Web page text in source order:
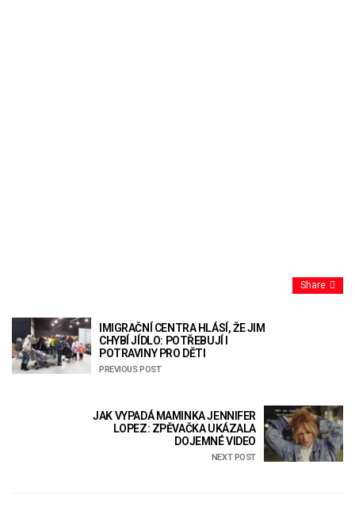
Share
IMIGRAČNÍ CENTRA HLÁSÍ, ŽE JIM
CHYBÍ JÍDLO: POTŘEBUJÍ I
POTRAVINY PRO DĚTI
PREVIOUS POST
JAK VYPADÁ MAMINKA JENNIFER
LOPEZ: ZPĚVAČKA UKÁZALA
DOJEMNÉ VIDEO
NEXT POST